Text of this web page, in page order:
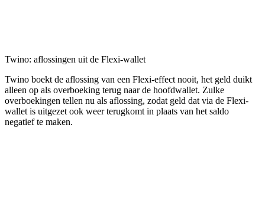
Twino: aflossingen uit de Flexi-wallet
Twino boekt de aflossing van een Flexi-effect nooit, het geld duikt
alleen op als overboeking terug naar de hoofdwallet. Zulke
overboekingen tellen nu als aflossing, zodat geld dat via de Flexi-
wallet is uitgezet ook weer terugkomt in plaats van het saldo
negatief te maken.